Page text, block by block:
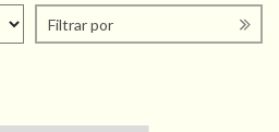
Filtrar por